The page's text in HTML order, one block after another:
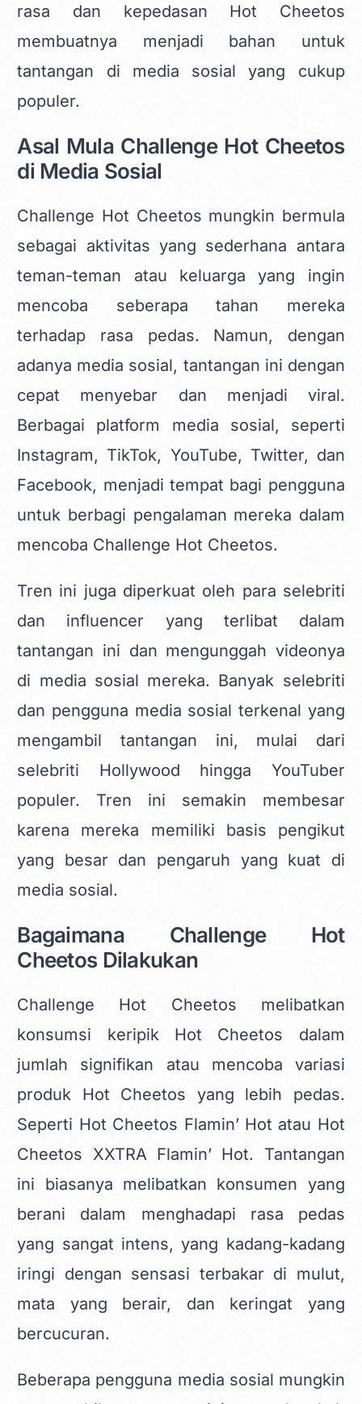
rasa dan kepedasan Hot Cheetos
membuatnya menjadi bahan untuk
tantangan di media sosial yang cukup
populer.
Asal Mula Challenge Hot Cheetos
di Media Sosial
Challenge Hot Cheetos mungkin bermula
sebagai aktivitas yang sederhana antara
teman-teman atau keluarga yang ingin
mencoba seberapa tahan mereka
terhadap rasa pedas. Namun, dengan
adanya media sosial, tantangan ini dengan
cepat menyebar dan menjadi viral.
Berbagai platform media sosial, seperti
Instagram, TikTok, YouTube, Twitter, dan
Facebook, menjadi tempat bagi pengguna
untuk berbagi pengalaman mereka dalam
mencoba Challenge Hot Cheetos.
Tren ini juga diperkuat oleh para selebriti
dan influencer yang terlibat dalam
tantangan ini dan mengunggah videonya
di media sosial mereka. Banyak selebriti
dan pengguna media sosial terkenal yang
mengambil tantangan ini, mulai dari
selebriti Hollywood hingga YouTuber
populer. Tren ini semakin membesar
karena mereka memiliki basis pengikut
yang besar dan pengaruh yang kuat di
media sosial.
Bagaimana Challenge Hot
Cheetos Dilakukan
Challenge Hot Cheetos melibatkan
konsumsi keripik Hot Cheetos dalam
jumlah signifikan atau mencoba variasi
produk Hot Cheetos yang lebih pedas.
Seperti Hot Cheetos Flamin’ Hot atau Hot
Cheetos XXTRA Flamin’ Hot. Tantangan
ini biasanya melibatkan konsumen yang
berani dalam menghadapi rasa pedas
yang sangat intens, yang kadang-kadang
iringi dengan sensasi terbakar di mulut,
mata yang berair, dan keringat yang
bercucuran.
Beberapa pengguna media sosial mungkin